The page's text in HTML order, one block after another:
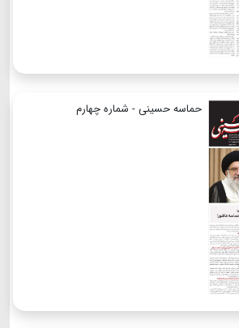
حماسه حسینی - شماره چهارم